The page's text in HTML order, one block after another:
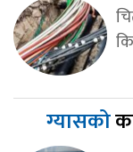
ग्यासको